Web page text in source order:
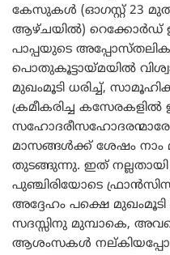
കേസുകൾ (ഓഗസ്റ്റ് 23
ആഴ്ചയിൽ) റെക്കോർഡ്
പാപ്പയുടെ അപ്പോസ്തലിക
പൊതുകൂട്ടായ്മയിൽ
മുഖംമൂടി ധരിച്ച്,
ക്രമീകരിച്ച കസേരകളിൽ
സഹോദരീസഹോദരന്മാരേ,
മാസങ്ങൾക്ക് ശേഷം
തുടങ്ങുന്നു. ഇത്
പുഞ്ചിരിയോടെ
അദ്ദേഹം പക്ഷെ മുഖംമൂടി
സദസ്സിനു മുമ്പാകെ,
ആശംസകൾ